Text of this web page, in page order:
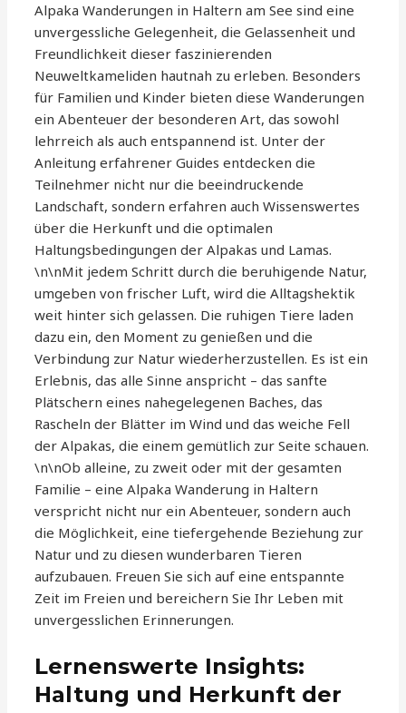
Alpaka Wanderungen in Haltern am See sind eine
unvergessliche Gelegenheit, die Gelassenheit und
Freundlichkeit dieser faszinierenden
Neuweltkameliden hautnah zu erleben. Besonders
für Familien und Kinder bieten diese Wanderungen
ein Abenteuer der besonderen Art, das sowohl
lehrreich als auch entspannend ist. Unter der
Anleitung erfahrener Guides entdecken die
Teilnehmer nicht nur die beeindruckende
Landschaft, sondern erfahren auch Wissenswertes
über die Herkunft und die optimalen
Haltungsbedingungen der Alpakas und Lamas.
\n\nMit jedem Schritt durch die beruhigende Natur,
umgeben von frischer Luft, wird die Alltagshektik
weit hinter sich gelassen. Die ruhigen Tiere laden
dazu ein, den Moment zu genießen und die
Verbindung zur Natur wiederherzustellen. Es ist ein
Erlebnis, das alle Sinne anspricht – das sanfte
Plätschern eines nahegelegenen Baches, das
Rascheln der Blätter im Wind und das weiche Fell
der Alpakas, die einem gemütlich zur Seite schauen.
\n\nOb alleine, zu zweit oder mit der gesamten
Familie – eine Alpaka Wanderung in Haltern
verspricht nicht nur ein Abenteuer, sondern auch
die Möglichkeit, eine tiefergehende Beziehung zur
Natur und zu diesen wunderbaren Tieren
aufzubauen. Freuen Sie sich auf eine entspannte
Zeit im Freien und bereichern Sie Ihr Leben mit
unvergesslichen Erinnerungen.
Lernenswerte Insights:
Haltung und Herkunft der